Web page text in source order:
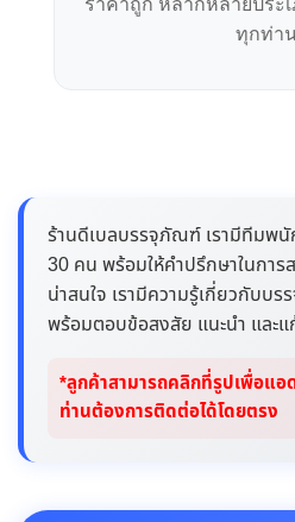
ทุกท่า
ร้านดีเบลบรรจุภัณฑ์ เรามีทีมพ
30 คน พร้อมให้คำปรึกษาในการ
น่าสนใจ เรามีความรู้เกี่ยวกับบ
พร้อมตอบข้อสงสัย แนะนำ และ
*ลูกค้าสามารถคลิกที่รูปเพื่อแ
ท่านต้องการติดต่อได้โดยตรง